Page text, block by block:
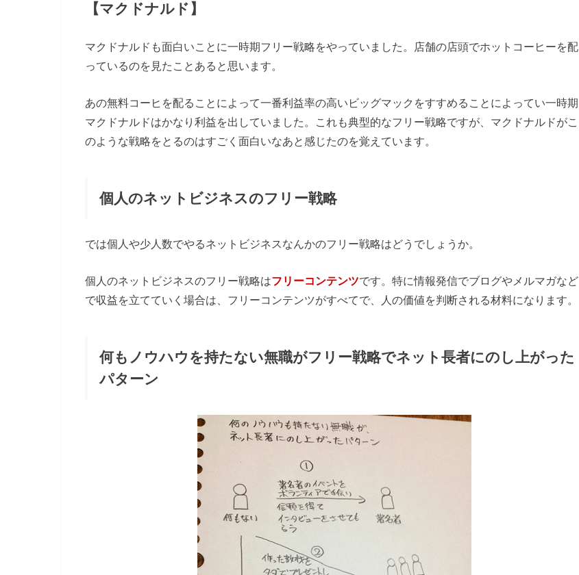
【マクドナルド】
マクドナルドも面白いことに一時期フリー戦略をやっていました。店舗の店頭でホットコーヒーを配
っているのを見たことあると思います。
あの無料コーヒを配ることによって一番利益率の高いビッグマックをすすめることによってい一時期
マクドナルドはかなり利益を出していました。これも典型的なフリー戦略ですが、マクドナルドがこ
のような戦略をとるのはすごく面白いなあと感じたのを覚えています。
個人のネットビジネスのフリー戦略
では個人や少人数でやるネットビジネスなんかのフリー戦略はどうでしょうか。
個人のネットビジネスのフリー戦略はフリーコンテンツです。特に情報発信でブログやメルマガなど
で収益を立てていく場合は、フリーコンテンツがすべてで、人の価値を判断される材料になります。
何もノウハウを持たない無職がフリー戦略でネット長者にのし上がった
パターン